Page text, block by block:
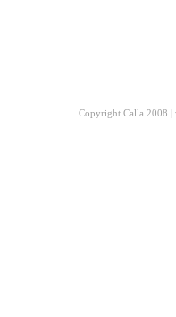
Copyright Calla 2008 |